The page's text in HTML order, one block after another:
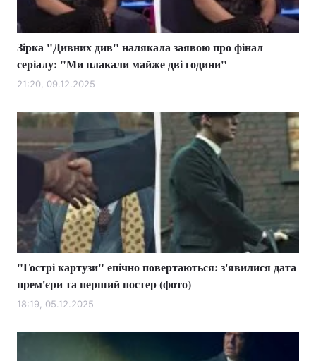
Зірка "Дивних див" налякала заявою про фінал
серіалу: "Ми плакали майже дві години"
21:20, 09.12.2025
"Гострі картузи" епічно повертаються: з'явилися дата
прем'єри та перший постер (фото)
18:19, 05.12.2025